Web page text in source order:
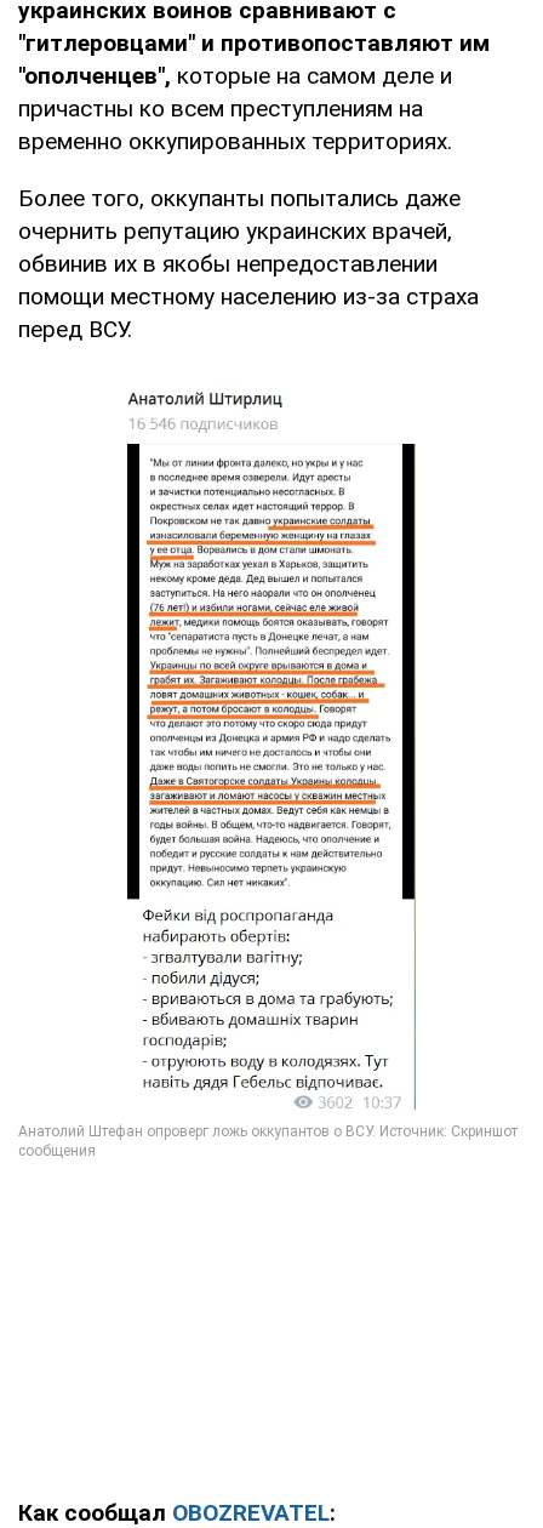
украинских воинов сравнивают с
"гитлеровцами" и противопоставляют им
"ополченцев", которые на самом деле и
причастны ко всем преступлениям на
временно оккупированных территориях.
Более того, оккупанты попытались даже
очернить репутацию украинских врачей,
обвинив их в якобы непредоставлении
помощи местному населению из-за страха
перед ВСУ.
Как сообщал OBOZREVATEL: